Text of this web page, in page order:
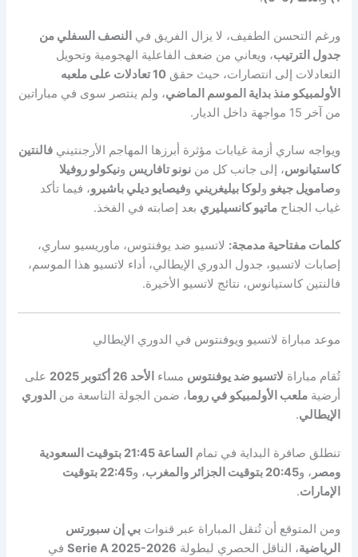
ورغم التحسن الطفيف، لا يزال الفريق في النصف السفلي من
جدول الترتيب، ويعاني من ضعف الفاعلية الهجومية وتحويل
التعادلات إلى انتصارات، حيث حقق
10 تعادلات على ملعبه
الأولمبيكو منذ بداية الموسم الماضي، ولم ينتصر سوى في مباراتين
من آخر 15 مواجهة داخل الديار.
ويواجه ساري أزمة غيابات مؤثرة أبرزها المهاجم الأرجنتينيفالنتين
كاستيانوس، إلى جانب كل مننونو تافاريس ونيكولو روفيلا
وصامويل جيغو ولوكا بيليغريني وفيصايو ديلي باشيرو، فيما تأكد
غياب الجناحماتيو كانسيليري بعد إصابته في الفخذ.
كلمات مفتاحية مدمجة: لاتسيو ضد يوفنتوس، ماوريسيو ساري،
إصابات لاتسيو، جدول الدوري الإيطالي، أداء لاتسيو هذا الموسم،
فالنتين كاستيانوس، نتائج لاتسيو الأخيرة.
موعد مباراة لاتسيو ويوفنتوس في الدوري الإيطالي
تُقام مباراة لاتسيو ضد يوفنتوس مساء الأحد 26 أكتوبر 2025
على
أرضيةملعب الأولمبيكو في روما، ضمن الجولة التاسعة من الدوري
الإيطالي.
تنطلق صافرة البداية في تمام
الساعة 21:45 بتوقيت السعودية
ومصر ، و20:45 بتوقيت الجزائر والمغرب ، و
22:45 بتوقيت
الإمارات.
ومن المتوقع أن تُنقل المباراة عبر قنواتبي إن سبورتس
الرياضية، الناقل الحصري لبطولة Serie A 2025-2026 في